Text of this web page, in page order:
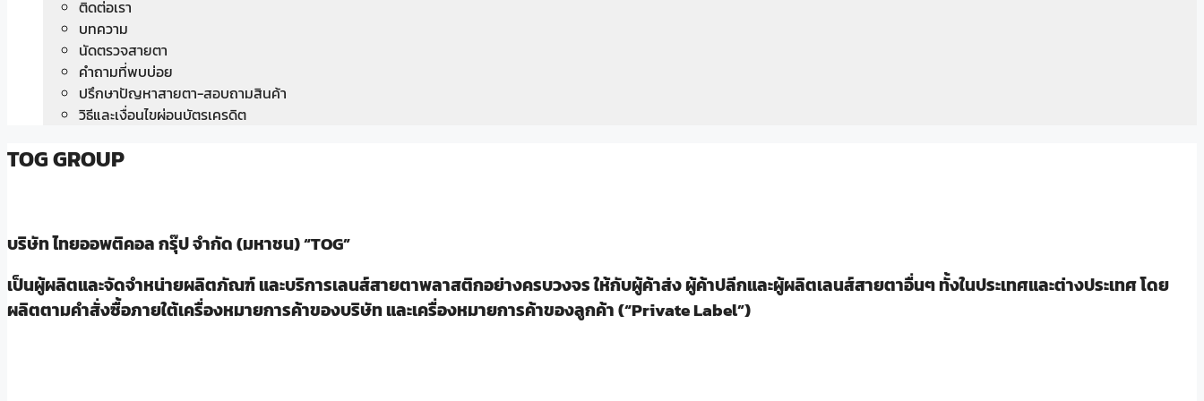
ติดต่อเรา
บทความ
นัดตรวจสายตา
คำถามที่พบบ่อย
ปรึกษาปัญหาสายตา-สอบถามสินค้า
วิธีและเงื่อนไขผ่อนบัตรเครดิต
TOG GROUP
บริษัท ไทยออพติคอล กรุ๊ป จำกัด (มหาชน) “TOG”
เป็นผู้ผลิตและจัดจำหน่ายผลิตภัณฑ์ และบริการเลนส์สายตาพลาสติกอย่างครบวงจร ให้กับผู้ค้าส่ง ผู้ค้าปลีกและผู้ผลิตเลนส์สายตาอื่นๆ ทั้งในประเทศและต่างประเทศ โดย
ผลิตตามคำสั่งซื้อภายใต้เครื่องหมายการค้าของบริษัท และเครื่องหมายการค้าของลูกค้า (“Private Label”)